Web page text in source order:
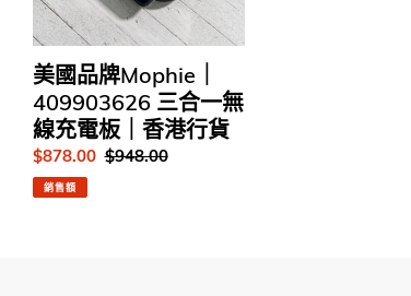
三
合
一
無
線
充
電
板
｜
美國品牌Mophie｜
409903626 三合一無
線充電板｜香港行貨
售
價
$878.00 定
$948.00
銷售額